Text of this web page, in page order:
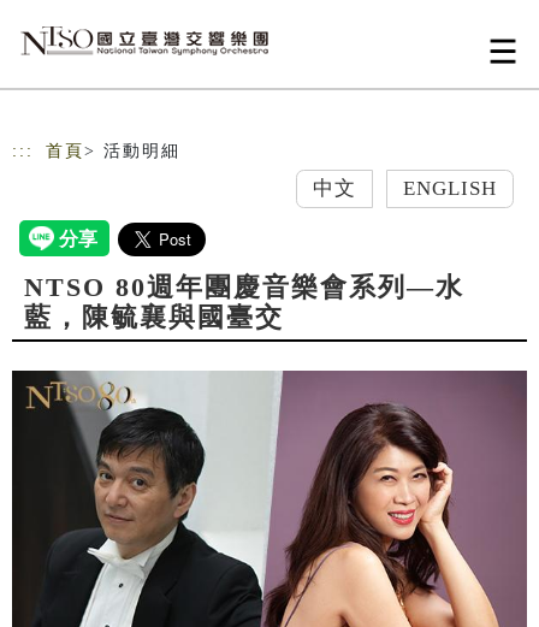
::: 首頁 > 活動明細
中文 ENGLISH
NTSO 80週年團慶音樂會系列—水
藍，陳毓襄與國臺交